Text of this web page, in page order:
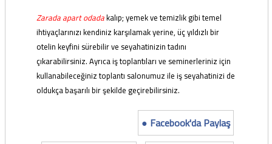
Zarada apart odadakalıp; yemek ve temizlik gibi temel
ihtiyaçlarınızı kendiniz karşılamak yerine, üç yıldızlı bir
otelin keyfini sürebilir ve seyahatinizin tadını
çıkarabilirsiniz. Ayrıca iş toplantıları ve seminerleriniz için
kullanabileceğiniz toplantı salonumuz ile iş seyahatinizi de
oldukça başarılı bir şekilde geçirebilirsiniz.
● Facebook'da Paylaş